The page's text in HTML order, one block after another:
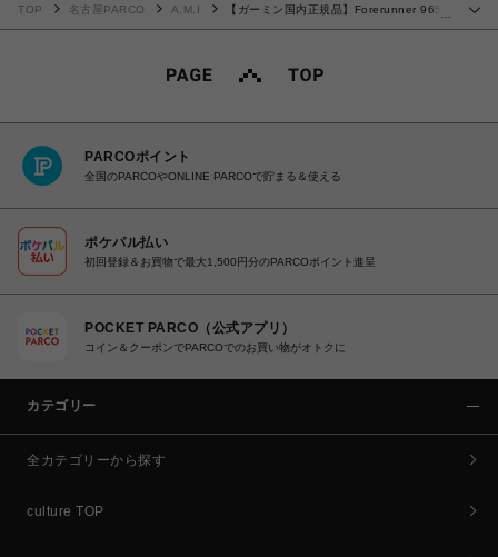
…
TOP 名古屋PARCO A.M.I
【ガーミン国内正規品】Forerunner 965
PARCOポイント
全国のPARCOやONLINE PARCOで貯まる＆使える
ポケパル払い
初回登録＆お買物で最大1,500円分のPARCOポイント進呈
POCKET PARCO（公式アプリ）
コイン＆クーポンでPARCOでのお買い物がオトクに
カテゴリー
全カテゴリーから探す
culture TOP